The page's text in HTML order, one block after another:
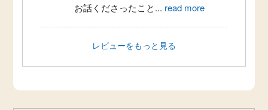
お話くださったこと... read more
レビューをもっと見る